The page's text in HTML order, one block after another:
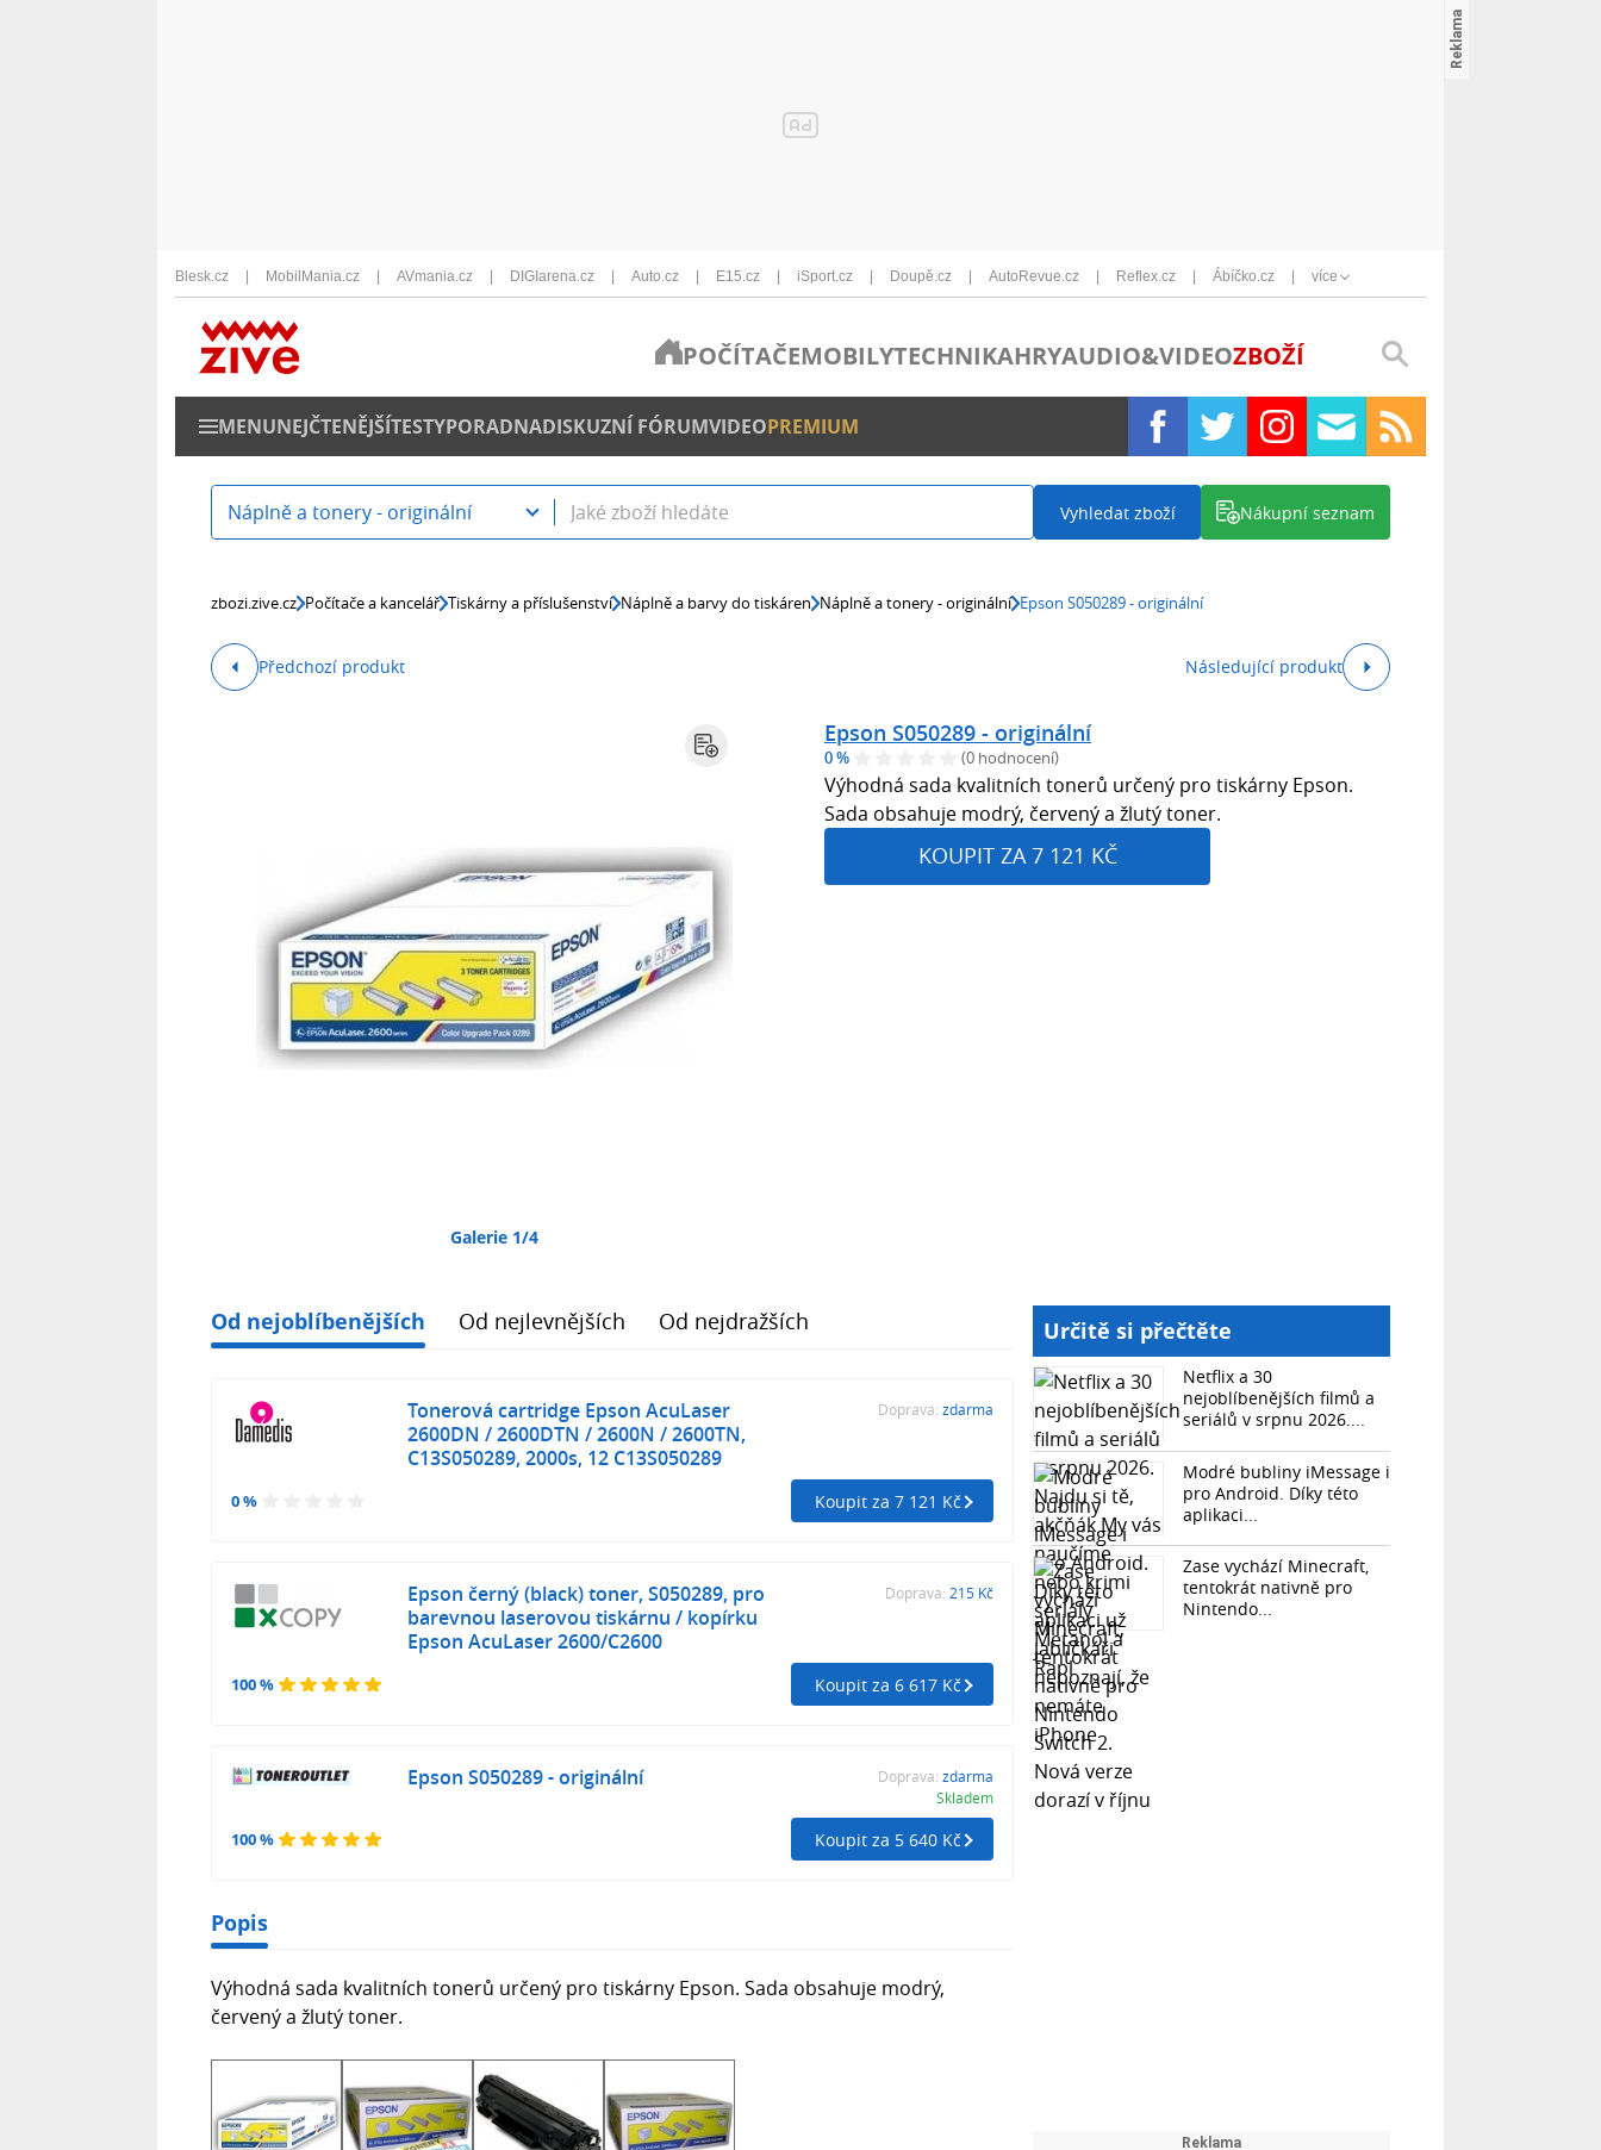
Blesk.cz MobilMania.cz AVmania.cz DIGIarena.cz Auto.cz E15.cz iSport.cz Doupě.cz AutoRevue.cz Reflex.cz Ábíčko.cz více
POČÍTAČEMOBILYTECHNIKAHRYAUDIO&VIDEOZBOŽÍ
MENUNEJČTENĚJŠÍTESTYPORADNADISKUZNÍ FÓRUMVIDEOPREMIUM
Náplně a tonery - originální Vyhledat zboží Nákupní seznam
zbozi.zive.cz Počítače a kancelář Tiskárny a příslušenství Náplně a barvy do tiskáren Náplně a tonery - originální Epson S050289 - originální
Předchozí produkt Následující produkt
Galerie 1/4
Epson S050289 - originální
0 % (0 hodnocení)
Výhodná sada kvalitních tonerů určený pro tiskárny Epson.
Sada obsahuje modrý, červený a žlutý toner.
KOUPIT ZA 7 121 KČ
Od nejoblíbenějších Od nejlevnějších Od nejdražších
0 %
Tonerová cartridge Epson AcuLaser
2600DN / 2600DTN / 2600N / 2600TN,
C13S050289, 2000s, 12 C13S050289
Doprava: zdarma
Koupit za 7 121 Kč
100 %
Epson černý (black) toner, S050289, pro
barevnou laserovou tiskárnu / kopírku
Epson AcuLaser 2600/C2600
Doprava: 215 Kč
Koupit za 6 617 Kč
100 %
Epson S050289 - originální Doprava: zdarma
Skladem
Koupit za 5 640 Kč
Popis
Výhodná sada kvalitních tonerů určený pro tiskárny Epson. Sada obsahuje modrý,
červený a žlutý toner.
Určitě si přečtěte
Netflix a 30
nejoblíbenějších filmů a
seriálů v srpnu 2026....
Modré bubliny iMessage i
pro Android. Díky této
aplikaci...
Zase vychází Minecraft,
tentokrát nativně pro
Nintendo...